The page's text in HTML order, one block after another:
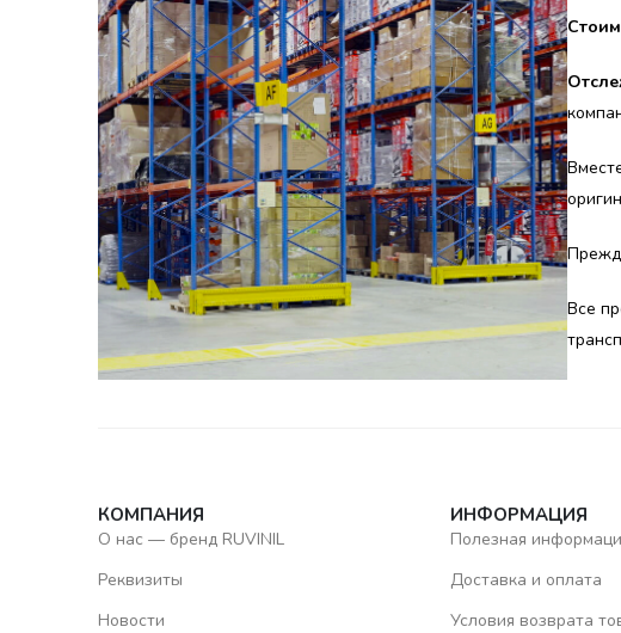
Все
КОМПАНИЯ
О нас — бренд RUVINIL
Реквизиты
Новости
ИНФОРМАЦИЯ
Полезная
Доставка и оплата
Условия возврата